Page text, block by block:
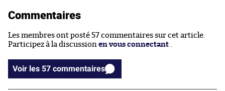
Commentaires
Les membres ont posté 57 commentaires sur cet article.
Participez à la discussion en vous connectant .
Voir les 57 commentaires